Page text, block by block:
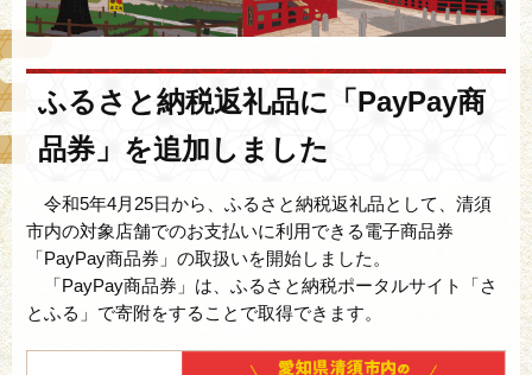
ふるさと納税返礼品に「PayPay商
品券」を追加しました
令和5年4月25日から、ふるさと納税返礼品として、清須
市内の対象店舗でのお支払いに利用できる電子商品券
「PayPay商品券」の取扱いを開始しました。
「PayPay商品券」は、ふるさと納税ポータルサイト「さ
とふる」で寄附をすることで取得できます。